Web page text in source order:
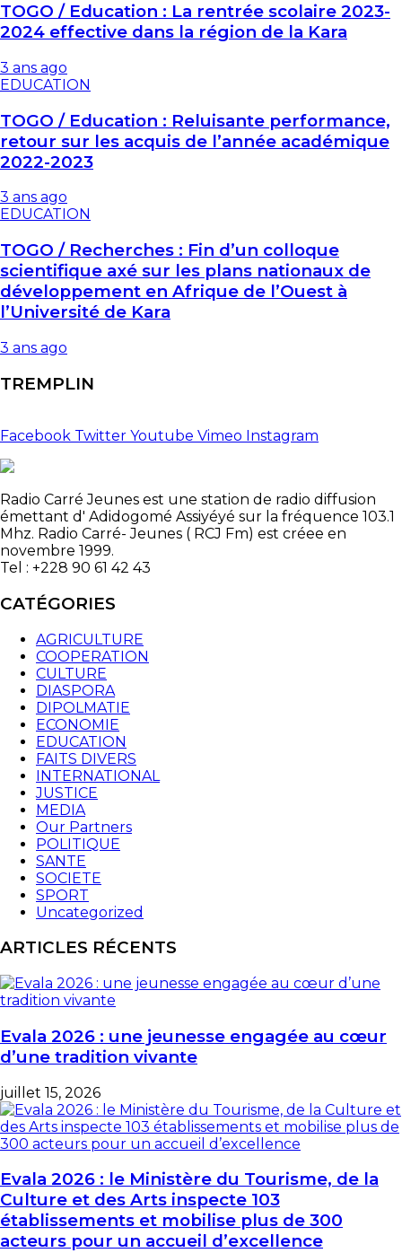
TOGO / Education : La rentrée scolaire 2023-
2024 effective dans la région de la Kara
3 ans ago
EDUCATION
TOGO / Education : Reluisante performance,
retour sur les acquis de l’année académique
2022-2023
3 ans ago
EDUCATION
TOGO / Recherches : Fin d’un colloque
scientifique axé sur les plans nationaux de
développement en Afrique de l’Ouest à
l’Université de Kara
3 ans ago
TREMPLIN
Facebook Twitter Youtube Vimeo Instagram
Radio Carré Jeunes est une station de radio diffusion
émettant d' Adidogomé Assiyéyé sur la fréquence 103.1
Mhz. Radio Carré- Jeunes ( RCJ Fm) est créee en
novembre 1999.
Tel : +228 90 61 42 43
CATÉGORIES
AGRICULTURE
COOPERATION
CULTURE
DIASPORA
DIPOLMATIE
ECONOMIE
EDUCATION
FAITS DIVERS
INTERNATIONAL
JUSTICE
MEDIA
Our Partners
POLITIQUE
SANTE
SOCIETE
SPORT
Uncategorized
ARTICLES RÉCENTS
Evala 2026 : une jeunesse engagée au cœur
d’une tradition vivante
juillet 15, 2026
Evala 2026 : le Ministère du Tourisme, de la
Culture et des Arts inspecte 103
établissements et mobilise plus de 300
acteurs pour un accueil d’excellence